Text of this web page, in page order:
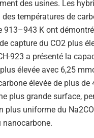
des usines. Les
des températures de
913–943 K ont
capture du CO2 plus
923 a présenté la
élevée avec 6,25
élevée de plus de
plus grande surface,
plus uniforme du
nanocarbone.